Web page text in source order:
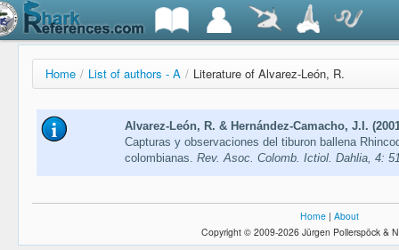
Home / List of authors - A / Literature of Alvarez-León, R.
Alvarez-León, R. & Hernández-Camacho, J.I.
Capturas y observaciones del tiburon ballena
colombianas. Rev. Asoc. Colomb. Ictiol. Dahlia, 4:
Home | About
Copyright © 2009-2026 Jürgen Pollerspöck &